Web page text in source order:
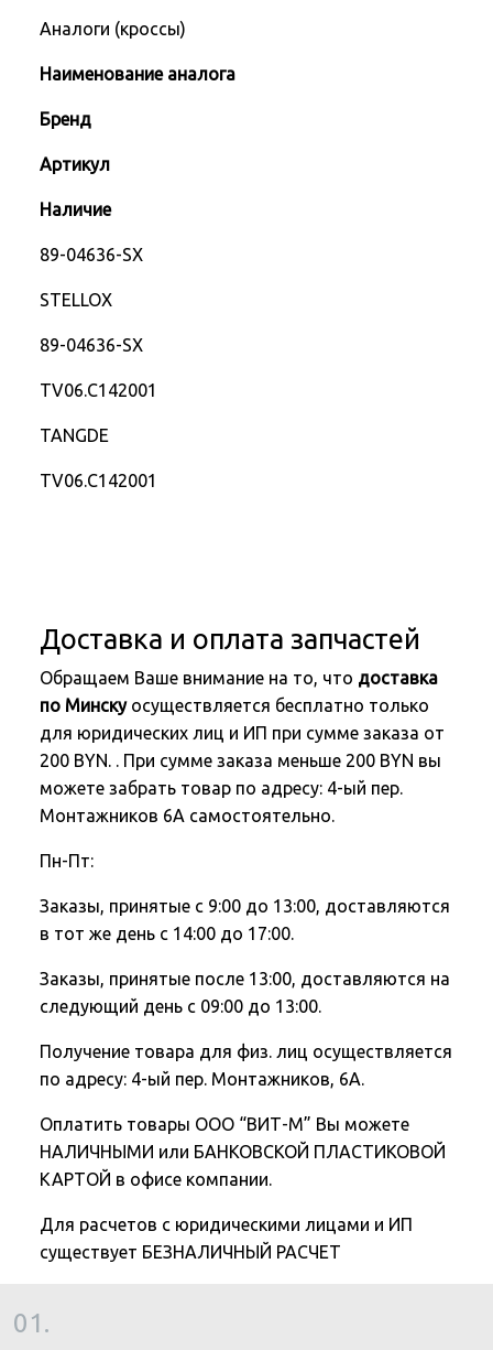
Аналоги (кроссы)
Наименование аналога
Бренд
Артикул
Наличие
89-04636-SX
STELLOX
89-04636-SX
TV06.C142001
TANGDE
TV06.C142001
Доставка и оплата запчастей
Обращаем Ваше внимание на то, что доставка
по Минскуосуществляется бесплатно только
для юридических лиц и ИП при сумме заказа от
200 BYN. . При сумме заказа меньше 200 BYN вы
можете забрать товар по адресу: 4-ый пер.
Монтажников 6А самостоятельно.
Пн-Пт:
Заказы, принятые с 9:00 до 13:00, доставляются
в тот же день с 14:00 до 17:00.
Заказы, принятые после 13:00, доставляются на
следующий день с 09:00 до 13:00.
Получение товара для физ. лиц осуществляется
по адресу: 4-ый пер. Монтажников, 6А.
Оплатить товары ООО “ВИТ-М” Вы можете
НАЛИЧНЫМИ или БАНКОВСКОЙ ПЛАСТИКОВОЙ
КАРТОЙ в офисе компании.
Для расчетов с юридическими лицами и ИП
существует БЕЗНАЛИЧНЫЙ РАСЧЕТ
01.